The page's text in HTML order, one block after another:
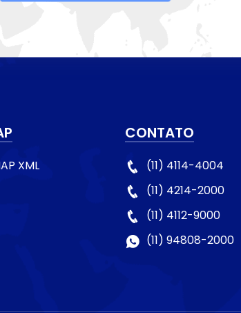
XML
CONTATO
(11) 4114-4004
(11) 4214-2000
(11) 4112-9000
(11) 94808-2000